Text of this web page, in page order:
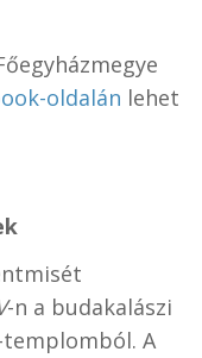
oldalán lehet
-n a budakalászi
templomból. A